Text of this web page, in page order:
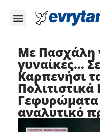
Με Πασχάλη
γυναίκες…
Καρπενήσι
Πολιτιστικά
Γεφυρώματα
αναλυτικό